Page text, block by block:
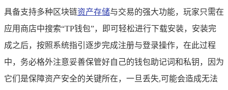
具备支持多种区块链资产存储与交易的强大功能，玩家只需在
应用商店中搜索“TP钱包”，即可轻松进行下载安装，安装完
成之后，按照系统指引逐步完成注册与登录操作，在此过程
中，务必格外注意妥善保管好自己的钱包助记词和私钥，因为
它们是保障资产安全的关键所在，一旦丢失,可能会造成无法